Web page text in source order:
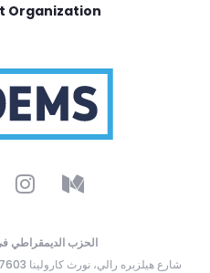
Organization
الحزب الديمقراطي